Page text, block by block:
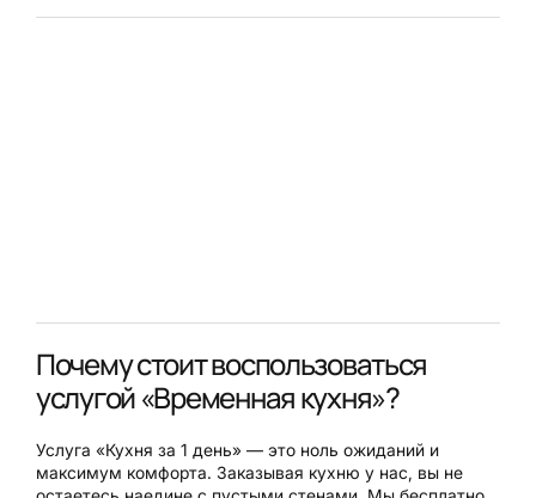
Почему стоит воспользоваться
услугой «Временная кухня»?
Услуга «Кухня за 1 день» — это ноль ожиданий и
максимум комфорта. Заказывая кухню у нас, вы не